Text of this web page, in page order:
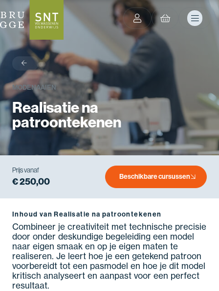
Prijs vanaf
€ 250,00 Beschikbare cursussen
terug
MODENAAIEN
Realisatie na
patroontekenen
Inhoud van Realisatie na patroontekenen
Combineer je creativiteit met technische precisie
door onder deskundige begeleiding een model
naar eigen smaak en op je eigen maten te
realiseren. Je leert hoe je een getekend patroon
voorbereidt tot een pasmodel en hoe je dit model
kritisch analyseert en aanpast voor een perfect
resultaat.